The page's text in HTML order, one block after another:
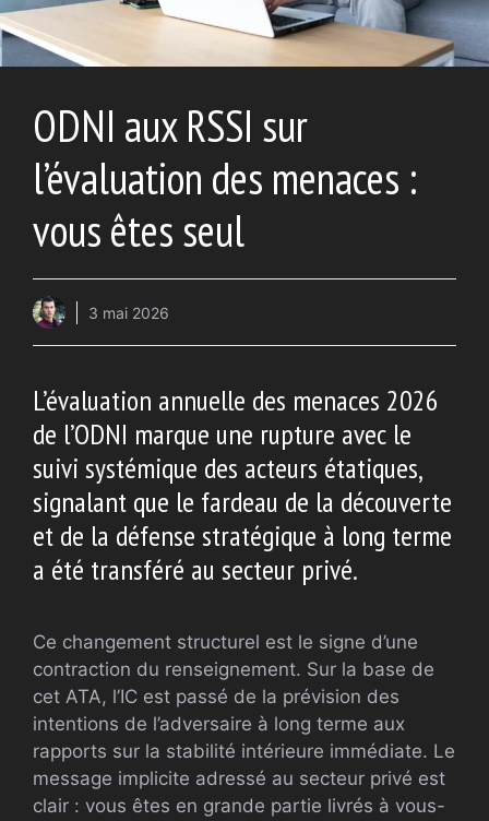
ODNI aux RSSI sur
l’évaluation des menaces :
vous êtes seul
3 mai 2026
L’évaluation annuelle des menaces 2026
de l’ODNI marque une rupture avec le
suivi systémique des acteurs étatiques,
signalant que le fardeau de la découverte
et de la défense stratégique à long terme
a été transféré au secteur privé.
Ce changement structurel est le signe d’une
contraction du renseignement. Sur la base de
cet ATA, l’IC est passé de la prévision des
intentions de l’adversaire à long terme aux
rapports sur la stabilité intérieure immédiate. Le
message implicite adressé au secteur privé est
clair : vous êtes en grande partie livrés à vous-